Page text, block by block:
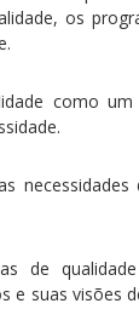
os
como
de
suas visões